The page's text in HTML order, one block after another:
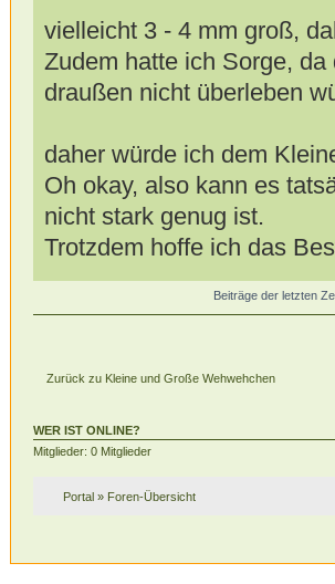
vielleicht 3 - 4 mm groß,
Zudem hatte ich Sorge,
draußen nicht überleben
daher würde ich dem
Oh okay, also kann es
nicht stark genug ist.
Trotzdem hoffe ich das
Beiträge der letzten
Zurück zu Kleine und Große Wehwehchen
WER IST ONLINE?
Mitglieder: 0 Mitglieder
Portal» Foren-Übersicht